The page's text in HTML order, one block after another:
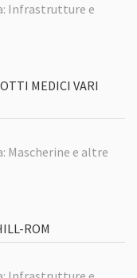
Infrastrutture e
MEDICI VARI
Mascherine e altre
ROM